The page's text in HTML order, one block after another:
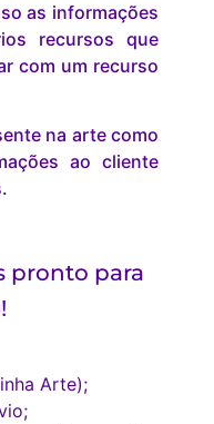
as informações
recursos que
com um recurso
na arte como
ao cliente
pronto para
Arte);